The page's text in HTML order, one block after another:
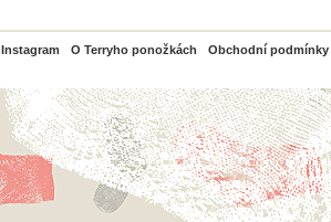
Instagram O Terryho ponožkách Obchodní podmínky
PayPal